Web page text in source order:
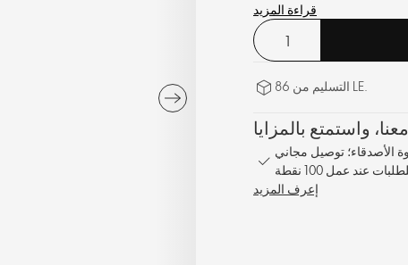
قراءة المزيد
التسليم من 86 LE.
طلب؛ مكافأة مشاركة بنسبة 10% عند دعوة الأصدقاء؛ توصيل مجاني
إعرف المزيد